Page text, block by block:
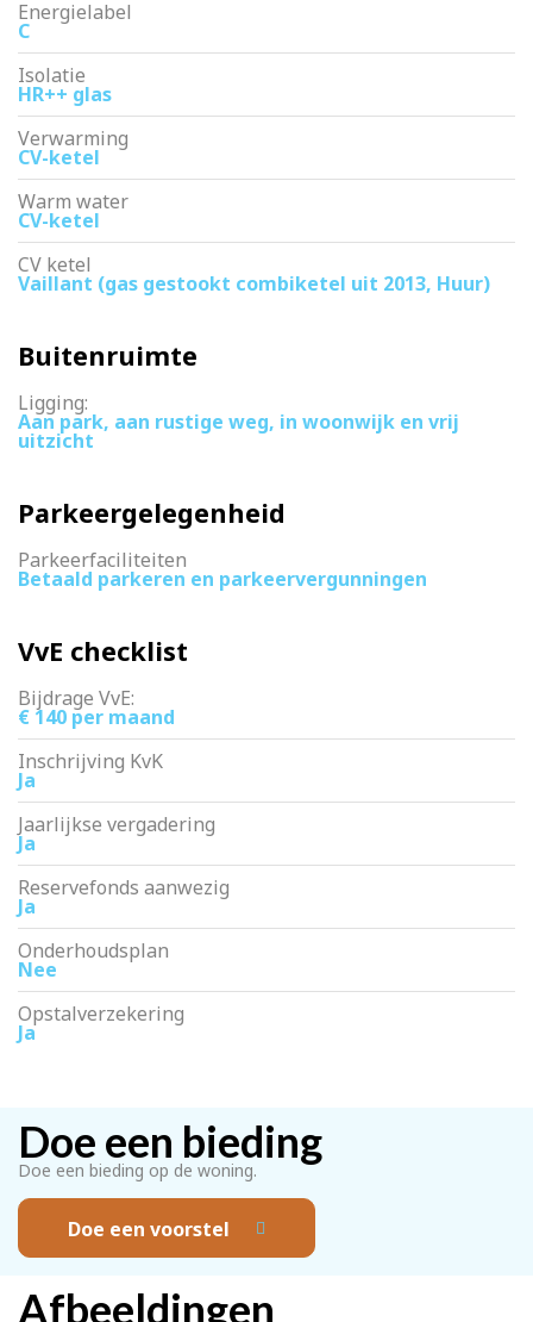
Energielabel
C
Isolatie
HR++ glas
Verwarming
CV-ketel
Warm water
CV-ketel
CV ketel
Vaillant (gas gestookt combiketel uit 2013, Huur)
Buitenruimte
Ligging:
Aan park, aan rustige weg, in woonwijk en vrij
uitzicht
Parkeergelegenheid
Parkeerfaciliteiten
Betaald parkeren en parkeervergunningen
VvE checklist
Bijdrage VvE:
€ 140 per maand
Inschrijving KvK
Ja
Jaarlijkse vergadering
Ja
Reservefonds aanwezig
Ja
Onderhoudsplan
Nee
Opstalverzekering
Ja
Doe een bieding
Doe een bieding op de woning.
Doe een voorstel
Afbeeldingen